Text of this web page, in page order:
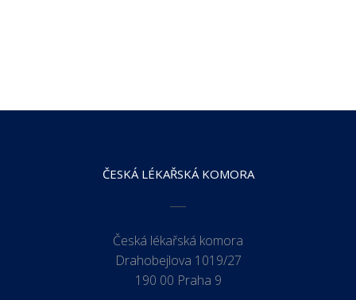
ČESKÁ LÉKAŘSKÁ KOMORA
Česká lékařská komora
Drahobejlova 1019/27
190 00 Praha 9